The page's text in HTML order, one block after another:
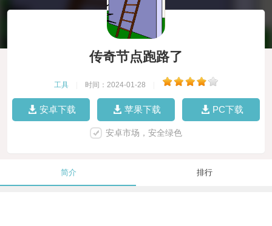
传奇节点跑路了
工具 时间：2024-01-28
安卓下载 苹果下载 PC下载
安卓市场，安全绿色
简介 排行